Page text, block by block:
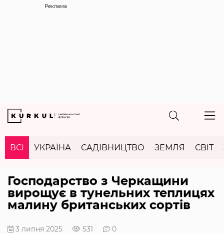
Реклама
ВСІ УКРАЇНА САДІВНИЦТВО ЗЕМЛЯ СВІТ
Господарство з Черкащини
вирощує в тунельних теплицях
малину британських сортів
3 липня 2025 531 0